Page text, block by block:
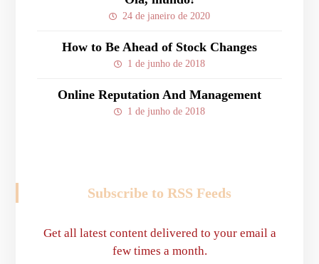
24 de janeiro de 2020
How to Be Ahead of Stock Changes
1 de junho de 2018
Online Reputation And Management
1 de junho de 2018
Subscribe to RSS Feeds
Get all latest content delivered to your email a
few times a month.